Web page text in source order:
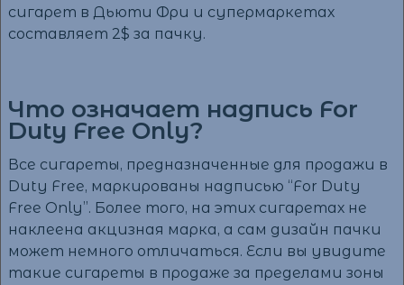
сигарет в Дьюти Фри и супермаркетах
составляет 2$ за пачку.
Что означает надпись For
Duty Free Only?
Все сигареты, предназначенные для продажи в
Duty Free, маркированы надписью “For Duty
Free Only”. Более того, на этих сигаретах не
наклеена акцизная марка, а сам дизайн пачки
может немного отличаться. Если вы увидите
такие сигареты в продаже за пределами зоны